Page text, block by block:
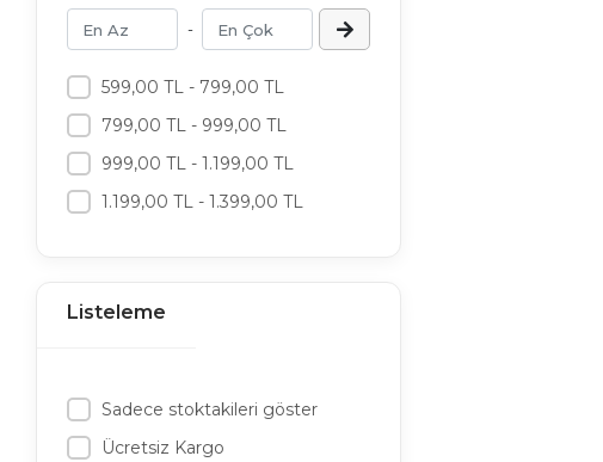
-
599,00 TL - 799,00 TL
799,00 TL - 999,00 TL
999,00 TL - 1.199,00 TL
1.199,00 TL - 1.399,00 TL
Listeleme
Sadece stoktakileri göster
Ücretsiz Kargo